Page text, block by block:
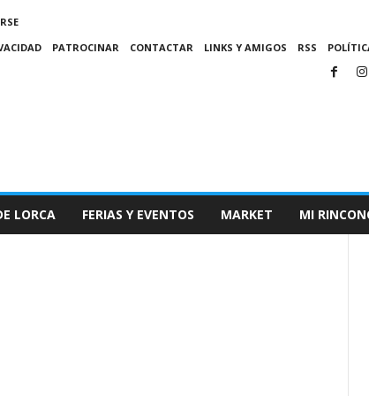
PATROCINAR CONTACTAR LINKS Y AMIGOS RSS
LORCA FERIAS Y EVENTOS MARKET MI